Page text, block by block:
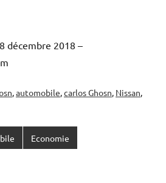
décembre 2018 –
,automobile,carlos Ghosn, Nissan,
Economie